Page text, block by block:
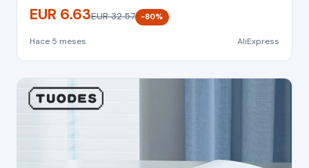
EUR 6.63EUR 32.57 −80%
Hace 5 meses AliExpress